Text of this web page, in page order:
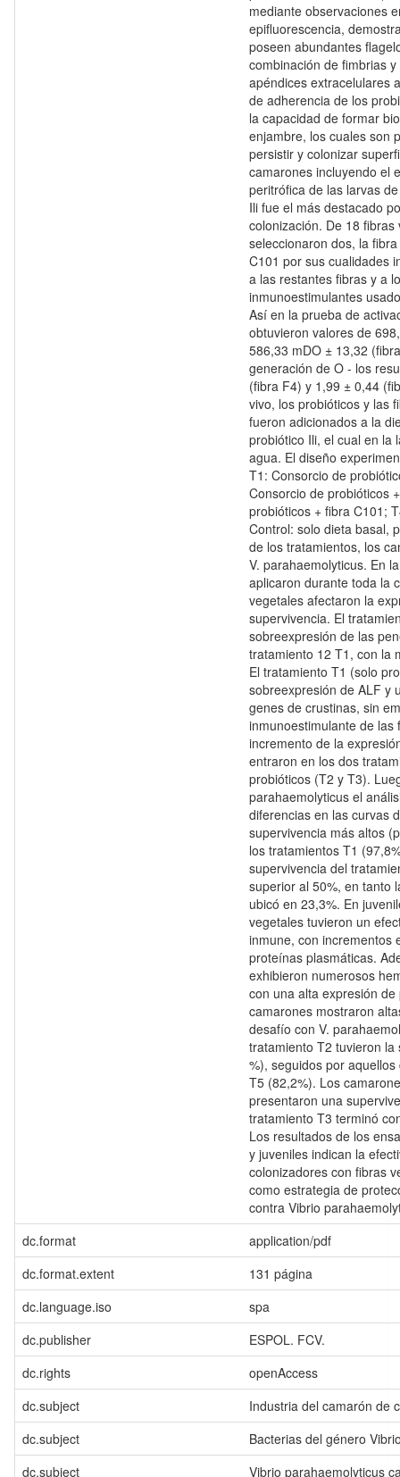
mediante observaciones
epifluorescencia,
poseen abundantes
combinación de fimbrias
apéndices extracelulares
de adherencia de los
la capacidad de formar
enjambre, los cuales son
persistir y colonizar
camarones incluyendo el
peritrófica de las larvas
Ili fue el más destacado
colonización. De 18
seleccionaron dos, la
C101 por sus cualidades
a las restantes fibras y a
inmunoestimulantes
Así en la prueba de
obtuvieron valores de
586,33 mDO ± 13,32
generación de O - los
(fibra F4) y 1,99 ± 0,44
vivo, los probióticos y las
fueron adicionados a la
probiótico Ili, el cual en la
agua. El diseño
T1: Consorcio de
Consorcio de probióticos
probióticos + fibra C101;
Control: solo dieta basal,
de los tratamientos, los
V. parahaemolyticus. En
aplicaron durante toda la
vegetales afectaron la
supervivencia. El
sobreexpresión de las
tratamiento 12 T1, con la
El tratamiento T1 (solo
sobreexpresión de ALF y
genes de crustinas, sin
inmunoestimulante de las
incremento de la
entraron en los dos
probióticos (T2 y T3).
parahaemolyticus el
diferencias en las curvas
supervivencia más altos
los tratamientos T1
supervivencia del
superior al 50%, en tanto
ubicó en 23,3%. En
vegetales tuvieron un
inmune, con incrementos
proteínas plasmáticas.
exhibieron numerosos
con una alta expresión
camarones mostraron
desafío con V.
tratamiento T2 tuvieron
%), seguidos por
T5 (82,2%). Los
presentaron una
tratamiento T3 terminó
Los resultados de los
y juveniles indican la
colonizadores con fibras
como estrategia de
contra Vibrio
dc.format
application/pdf
dc.format.extent
131 página
dc.language.iso
spa
dc.publisher
ESPOL. FCV.
dc.rights
openAccess
dc.subject
Industria del camarón de
dc.subject
Bacterias del género
dc.subject
Vibrio parahaemolyticus